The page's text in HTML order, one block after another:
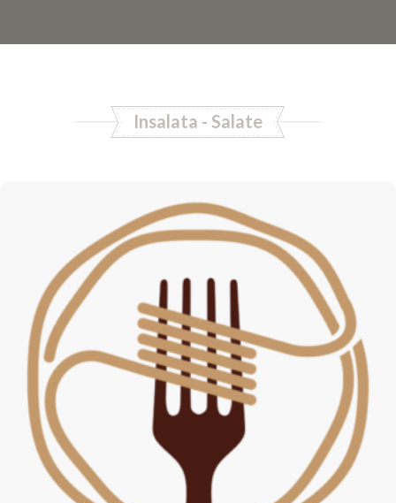
Insalata - Salate